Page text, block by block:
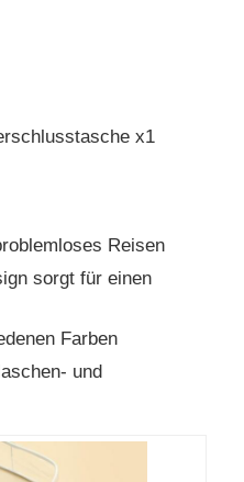
x1
Reisen
sorgt für einen
Farben
und